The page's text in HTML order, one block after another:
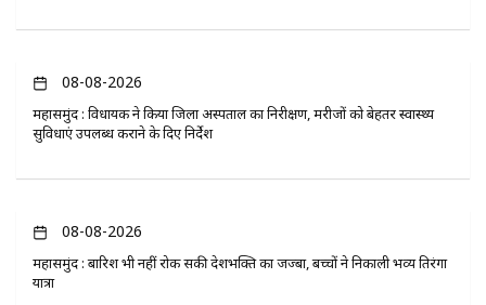
08-08-2026
महासमुंद : विधायक ने किया जिला अस्पताल का निरीक्षण, मरीजों को बेहतर स्वास्थ्य
सुविधाएं उपलब्ध कराने के दिए निर्देश
08-08-2026
महासमुंद : बारिश भी नहीं रोक सकी देशभक्ति का जज्बा, बच्चों ने निकाली भव्य तिरंगा
यात्रा